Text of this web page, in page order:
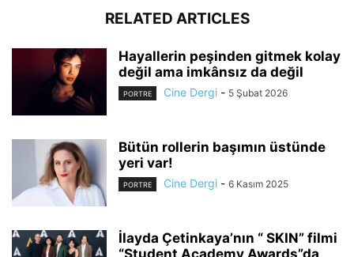
RELATED ARTICLES
Hayallerin peşinden gitmek kolay
değil ama imkânsız da değil
PORTRE Cine Dergi - 5 Şubat 2026
Bütün rollerin başımın üstünde
yeri var!
PORTRE Cine Dergi - 6 Kasım 2025
İlayda Çetinkaya’nın “ SKIN” filmi
“Student Academy Awards”da